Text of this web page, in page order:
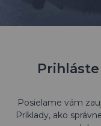
Posielame vám
Príklady, ako